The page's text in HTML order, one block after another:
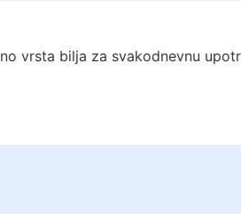
vrsta bilja za svakodnevnu